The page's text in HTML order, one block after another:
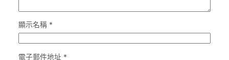
顯示名稱 *
電子郵件地址 *